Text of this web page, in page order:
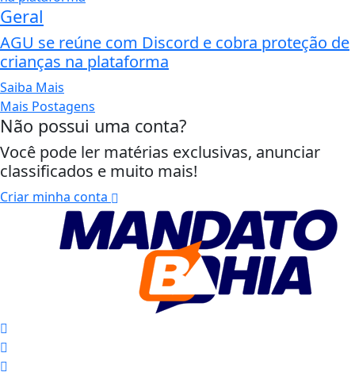
Geral
AGU se reúne com Discord e cobra proteção de
crianças na plataforma
Saiba Mais
Mais Postagens
Não possui uma conta?
Você pode ler matérias exclusivas, anunciar
classificados e muito mais!
Criar minha conta